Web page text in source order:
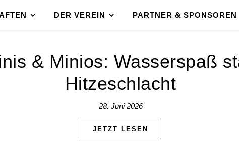
DER VEREIN PARTNER & SPONSOREN
& Minios: Wasserspaß
Hitzeschlacht
28. Juni 2026
JETZT LESEN